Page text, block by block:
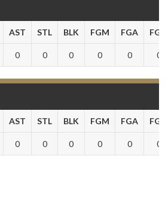
AST STL BLK FGM FGA
0 0 0 0 0 0
AST STL BLK FGM FGA
0 0 0 0 0 0